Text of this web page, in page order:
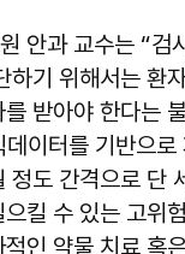
안과 교수는 “검
하기 위해서는 환
받아야 한다는
이터를 기반으로
정도 간격으로 단
킬 수 있는 고위
인 약물 치료 혹